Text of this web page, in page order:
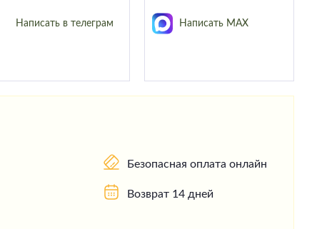
Написать в телеграм Написать MAX
Безопасная оплата онлайн
Возврат 14 дней